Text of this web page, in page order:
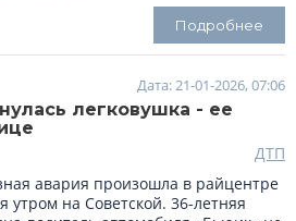
Подробнее
Дата: 21-01-2026, 07:06
легковушка - ее
ДТП
авария произошла в райцентре
утром на Советской. 36-летняя